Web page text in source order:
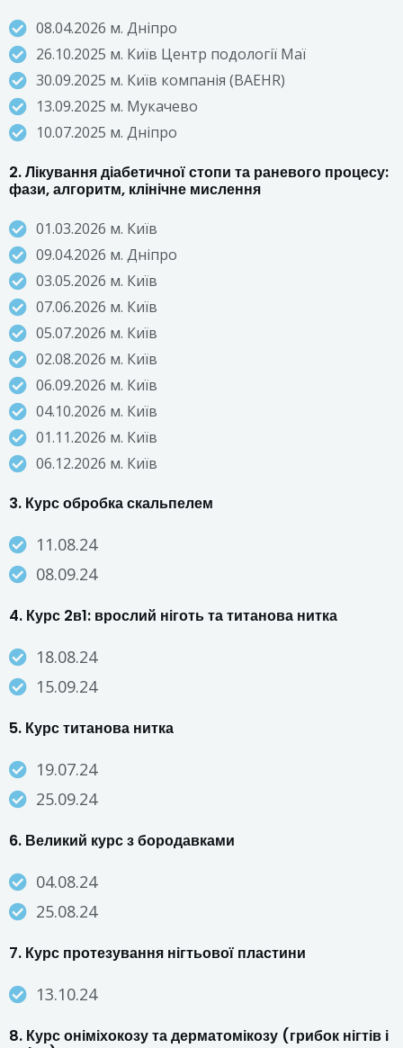
08.04.2026 м. Дніпро
26.10.2025 м. Київ Центр подології Маї
30.09.2025 м. Київ компанія (BAEHR)
13.09.2025 м. Мукачево
10.07.2025 м. Дніпро
2. Лікування діабетичної стопи та раневого процесу:
фази, алгоритм, клінічне мислення
01.03.2026 м. Київ
09.04.2026 м. Дніпро
03.05.2026 м. Київ
07.06.2026 м. Київ
05.07.2026 м. Київ
02.08.2026 м. Київ
06.09.2026 м. Київ
04.10.2026 м. Київ
01.11.2026 м. Київ
06.12.2026 м. Київ
3. Курс обробка скальпелем
11.08.24
08.09.24
4. Курс 2в1: врослий ніготь та титанова нитка
18.08.24
15.09.24
5. Курс титанова нитка
19.07.24
25.09.24
6. Великий курс з бородавками
04.08.24
25.08.24
7. Курс протезування нігтьової пластини
13.10.24
8. Курс оніміхокозу та дерматомікозу (грибок нігтів і